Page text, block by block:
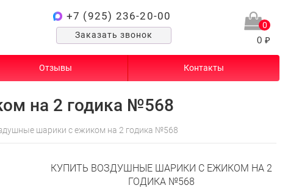
+7 (925) 236-20-00
Заказать звонок
0
0 ₽
Отзывы Контакты
на 2 годика №568
шарики с ежиком на 2 годика №568
КУПИТЬ ВОЗДУШНЫЕ ШАРИКИ С ЕЖИКОМ НА 2
ГОДИКА №568